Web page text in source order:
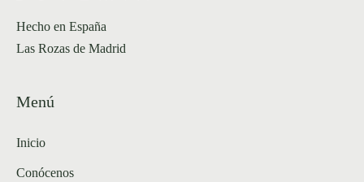
Hecho en España
Las Rozas de Madrid
Menú
Inicio
Conócenos